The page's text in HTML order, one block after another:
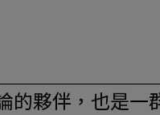
的夥伴，也是